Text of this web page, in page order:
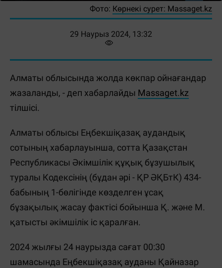
Фото: Көрнекі сурет: Massaget.kz
29 Наурыз 2024, 13:32
Алматы облысында жолда көкпар ойнағандар
жазаланды, - деп хабарлайды Massaget.kz
тілшісі.
Алматы облысы Еңбекшіқазақ аудандық
сотының хабарлауынша, сотта Қазақстан
Республикасы Әкімшілік құқық бұзушылық
туралы Кодексінің (бұдан әрі - ҚР ӘҚБтК) 434-
бабының 1-бөлігінде көзделген ұсақ
бұзақылық жасау фактісі бойынша Қ. және М.
қатысты әкімшілік іс қаралған.
2024 жылғы 24 наурызда сағат 00:30
шамасында Еңбекшіқазақ ауданы Қайназар